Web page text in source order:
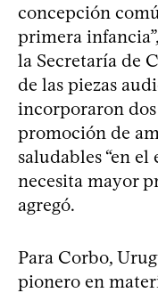
concepción
primera
la Secretaría de
de las piezas
incorporaron dos
promoción de
saludables “en
necesita mayor
agregó.
Para Corbo,
pionero en